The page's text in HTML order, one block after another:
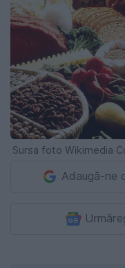
Sursa foto Wikimedia
Adaugă-ne